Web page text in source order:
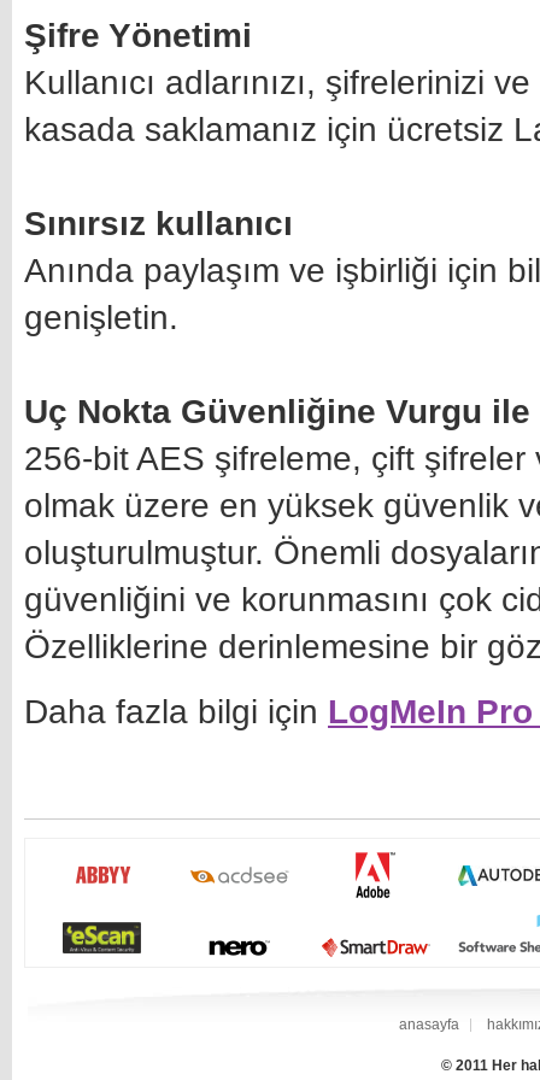
Şifre Yönetimi
Kullanıcı adlarınızı, şifrelerinizi
kasada saklamanız için ücretsiz
Sınırsız kullanıcı
Anında paylaşım ve işbirliği için
genişletin.
Uç Nokta Güvenliğine Vurgu
256-bit AES şifreleme, çift
olmak üzere en yüksek güvenlik
oluşturulmuştur. Önemli
güvenliğini ve korunmasını çok
Özelliklerine derinlemesine bir
Daha fazla bilgi için LogMeIn
anasayfa
© 2011 Her